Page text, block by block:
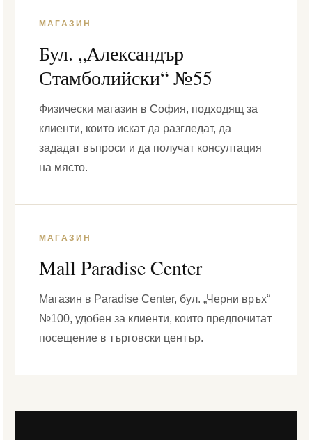
МАГАЗИН
Бул. „Александър
Стамболийски“ №55
Физически магазин в София, подходящ за
клиенти, които искат да разгледат, да
зададат въпроси и да получат консултация
на място.
МАГАЗИН
Mall Paradise Center
Магазин в Paradise Center, бул. „Черни връх“
№100, удобен за клиенти, които предпочитат
посещение в търговски център.